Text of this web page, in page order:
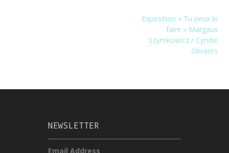
Exposition « Tu peux le
faire » Margaux
Szymkowicz / Cyndie
Olivares
NEWSLETTER
Email Address